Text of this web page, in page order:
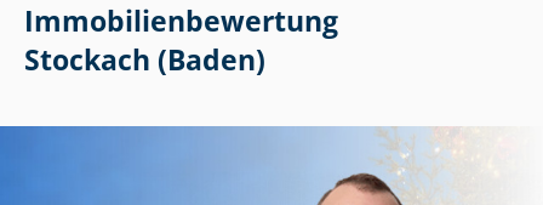
Immobilien­bewertung
Stockach (Baden)